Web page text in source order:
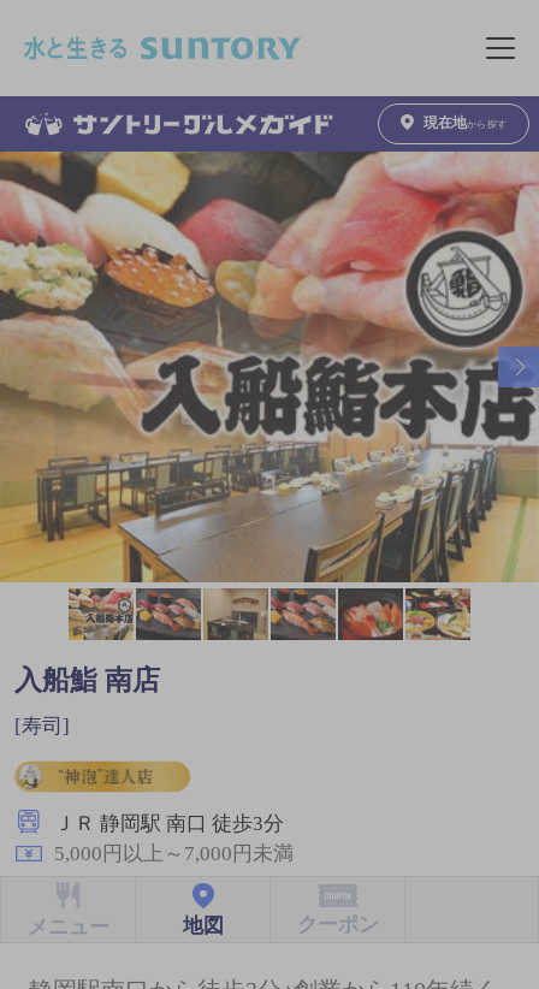
メニュ
現在地から探す
入船鮨 南店
[寿司]
ＪＲ 静岡駅 南口 徒歩3分
5,000円以上～7,000円未満
メニュー 地図 クーポン